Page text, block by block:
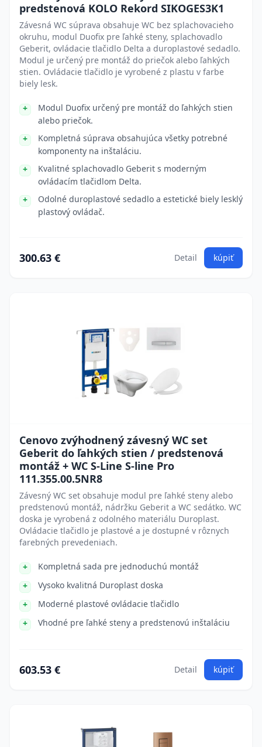
predstenová KOLO Rekord SIKOGES3K1
Závesná WC súprava obsahuje WC bez splachovacieho
okruhu, modul Duofix pre ľahké steny, splachovadlo
Geberit, ovládacie tlačidlo Delta a duroplastové sedadlo.
Modul je určený pre montáž do priečok alebo ľahkých
stien. Ovládacie tlačidlo je vyrobené z plastu v farbe
biely lesk.
Modul Duofix určený pre montáž do ľahkých stien
alebo priečok.
Kompletná súprava obsahujúca všetky potrebné
komponenty na inštaláciu.
Kvalitné splachovadlo Geberit s moderným
ovládacím tlačidlom Delta.
Odolné duroplastové sedadlo a estetické biely lesklý
plastový ovládač.
300.63 € Detail kúpiť
Cenovo zvýhodnený závesný WC set
Geberit do ľahkých stien / predstenová
montáž + WC S-Line S-line Pro
111.355.00.5NR8
Závesný WC set obsahuje modul pre ľahké steny alebo
predstenovú montáž, nádržku Geberit a WC sedátko. WC
doska je vyrobená z odolného materiálu Duroplast.
Ovládacie tlačidlo je plastové a je dostupné v rôznych
farebných prevedeniach.
Kompletná sada pre jednoduchú montáž
Vysoko kvalitná Duroplast doska
Moderné plastové ovládacie tlačidlo
Vhodné pre ľahké steny a predstenovú inštaláciu
603.53 € Detail kúpiť